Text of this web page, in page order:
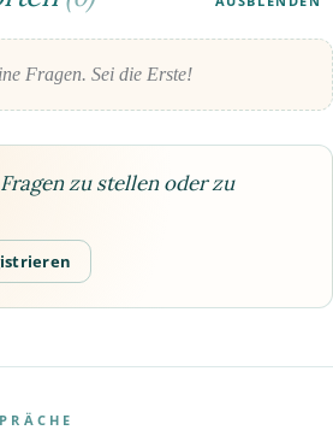
Fragen. Sei die Erste!
zu stellen oder zu